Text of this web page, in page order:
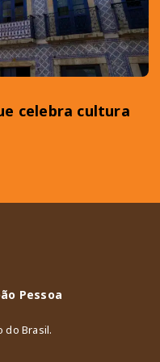
celebra cultura
Pessoa
do Brasil.